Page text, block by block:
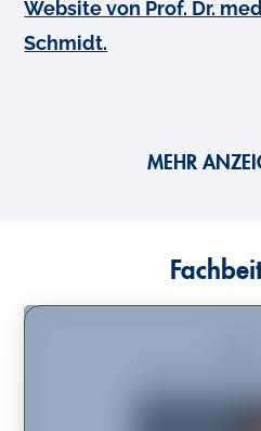
Website von Prof. Dr.
Schmidt.
MEHR